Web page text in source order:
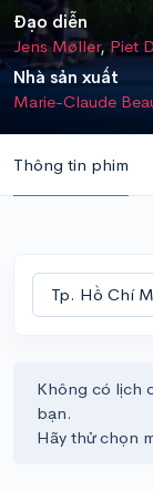
Đạo diễn
Jens Møller, Piet
Nhà sản xuất
Marie-Claude
Thông tin phim
Không có lịch
bạn.
Hãy thử chọn